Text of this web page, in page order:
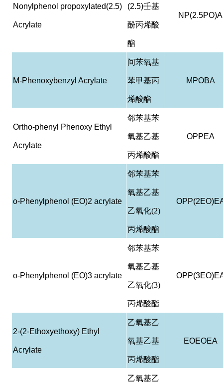
Nonylphenol propoxylated(2.5)
Acrylate
(2.5)壬基
酚丙烯酸
酯
NP(2.5PO)A
M-Phenoxybenzyl Acrylate
间苯氧基
苯甲基丙
烯酸酯
MPOBA
Ortho-phenyl Phenoxy Ethyl
Acrylate
邻苯基苯
氧基乙基
丙烯酸酯
OPPEA
o-Phenylphenol (EO)2 acrylate
邻苯基苯
氧基乙基
乙氧化(2)
丙烯酸酯
o-Phenylphenol (EO)3 acrylate
邻苯基苯
氧基乙基
乙氧化(3)
丙烯酸酯
2-(2-Ethoxyethoxy) Ethyl
Acrylate
乙氧基乙
氧基乙基
丙烯酸酯
EOEOEA
乙氧基乙